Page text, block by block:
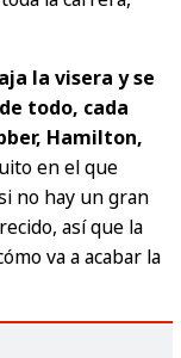
la visera y se
todo, cada
Hamilton,
en el que
no hay un gran
así que la
va a acabar la